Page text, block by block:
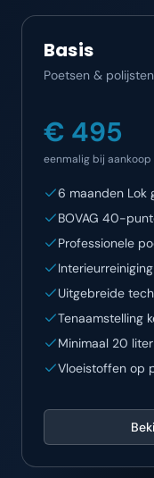
Basis
Poetsen &
€ 495
eenmalig bij aankoop
6 maanden Lok
BOVAG 40-
Professionele
Interieurreiniging
Uitgebreide
Tenaamstelling
Minimaal 20
Vloeistoffen op